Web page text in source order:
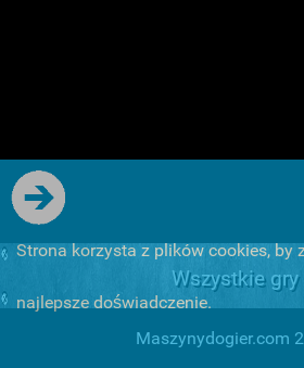
Wszystkie gry
Maszynydogier.com
Strona korzysta z plików cookies, by
najlepsze doświadczenie.